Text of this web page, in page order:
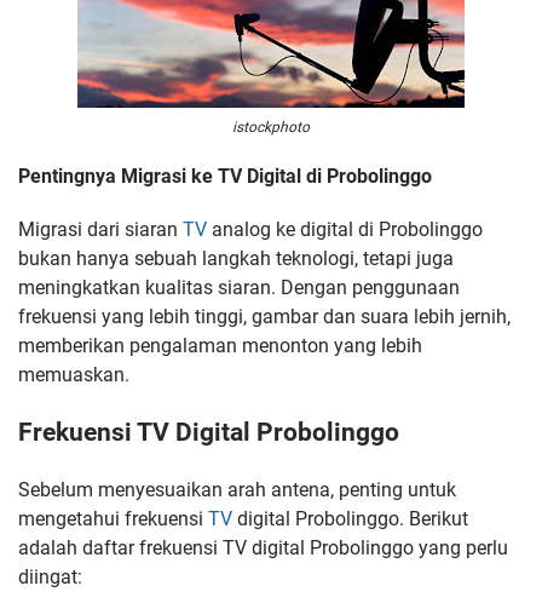
istockphoto
Pentingnya Migrasi ke TV Digital di Probolinggo
Migrasi dari siaran TV analog ke digital di Probolinggo
bukan hanya sebuah langkah teknologi, tetapi juga
meningkatkan kualitas siaran. Dengan penggunaan
frekuensi yang lebih tinggi, gambar dan suara lebih jernih,
memberikan pengalaman menonton yang lebih
memuaskan.
Frekuensi TV Digital Probolinggo
Sebelum menyesuaikan arah antena, penting untuk
mengetahui frekuensi TV digital Probolinggo. Berikut
adalah daftar frekuensi TV digital Probolinggo yang perlu
diingat: